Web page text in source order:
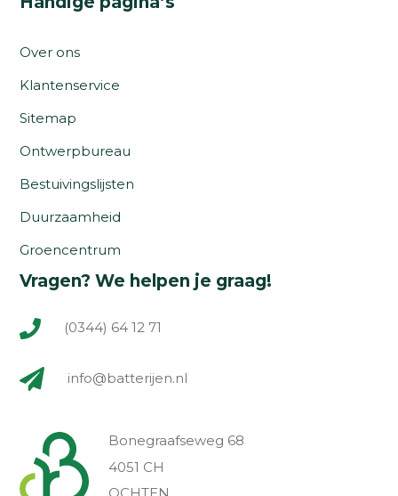
Over ons
Klantenservice
Sitemap
Ontwerpbureau
Bestuivingslijsten
Duurzaamheid
Groencentrum
Vragen? We helpen je graag!
(0344) 64 12 71
info@batterijen.nl
Bonegraafseweg 68
4051 CH